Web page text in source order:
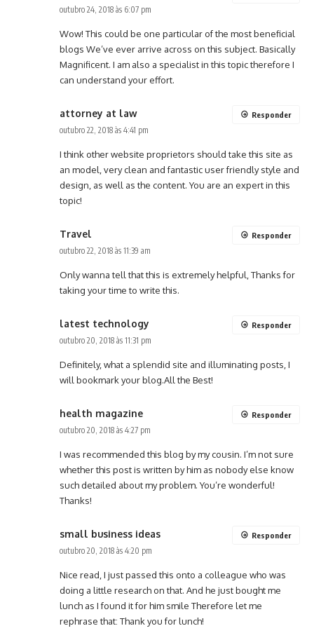
outubro 24, 2018 às 6:07 pm
Wow! This could be one particular of the most beneficial
blogs We’ve ever arrive across on this subject. Basically
Magnificent. I am also a specialist in this topic therefore I
can understand your effort.
attorney at law
outubro 22, 2018 às 4:41 pm
I think other website proprietors should take this site as
an model, very clean and fantastic user friendly style and
design, as well as the content. You are an expert in this
topic!
Responder
Travel
outubro 22, 2018 às 11:39 am
Only wanna tell that this is extremely helpful, Thanks for
taking your time to write this.
Responder
latest technology
outubro 20, 2018 às 11:31 pm
Definitely, what a splendid site and illuminating posts, I
will bookmark your blog.All the Best!
Responder
health magazine
outubro 20, 2018 às 4:27 pm
I was recommended this blog by my cousin. I’m not sure
whether this post is written by him as nobody else know
such detailed about my problem. You’re wonderful!
Thanks!
Responder
small business ideas
outubro 20, 2018 às 4:20 pm
Nice read, I just passed this onto a colleague who was
doing a little research on that. And he just bought me
lunch as I found it for him smile Therefore let me
rephrase that: Thank you for lunch!
Responder